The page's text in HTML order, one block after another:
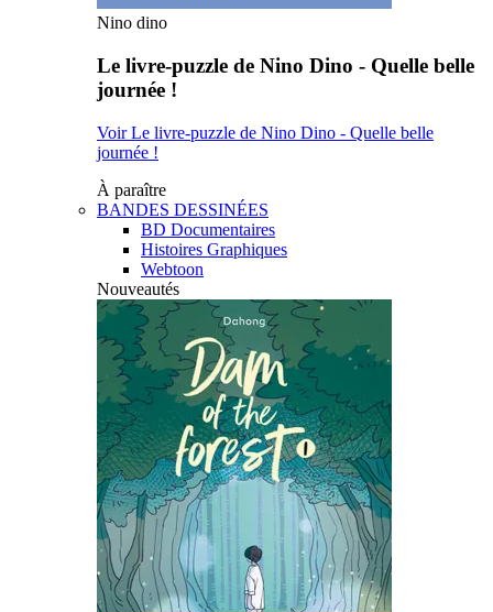
Nino dino
Le livre-puzzle de Nino Dino - Quelle belle
journée !
Voir Le livre-puzzle de Nino Dino - Quelle belle
journée !
À paraître
BANDES DESSINÉES
BD Documentaires
Histoires Graphiques
Webtoon
Nouveautés